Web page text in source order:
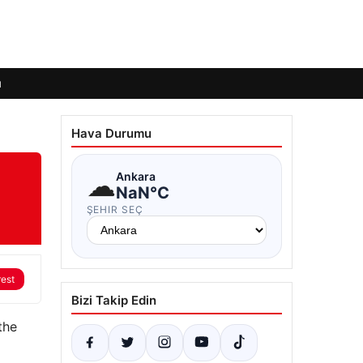
Hava Durumu
☁Ankara
NaN°C
ŞEHIR SEÇ
Bizi Takip Edin